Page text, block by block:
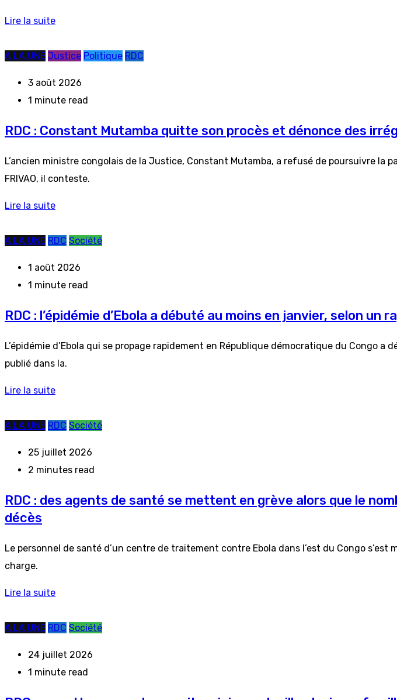
Lire la suite
A LA UNE Justice Politique RDC
3 août 2026
1 minute read
RDC : Constant Mutamba quitte son procès et dénonce des
L’ancien ministre congolais de la Justice, Constant Mutamba, a refusé de poursuivre la
FRIVAO, il conteste.
Lire la suite
A LA UNE RDC Société
1 août 2026
1 minute read
RDC : l’épidémie d’Ebola a débuté au moins en janvier, selon un
L’épidémie d’Ebola qui se propage rapidement en République démocratique du Congo
publié dans la.
Lire la suite
A LA UNE RDC Société
25 juillet 2026
2 minutes read
RDC : des agents de santé se mettent en grève alors que le
décès
Le personnel de santé d’un centre de traitement contre Ebola dans l’est du Congo
charge.
Lire la suite
A LA UNE RDC Société
24 juillet 2026
1 minute read